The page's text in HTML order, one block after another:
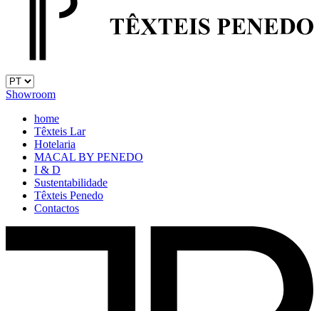
Showroom
home
Têxteis Lar
Hotelaria
MACAL BY PENEDO
I & D
Sustentabilidade
Têxteis Penedo
Contactos